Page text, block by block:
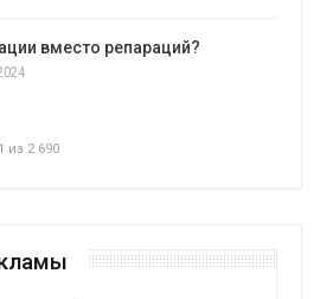
вместо репараций?
1 из 2 690